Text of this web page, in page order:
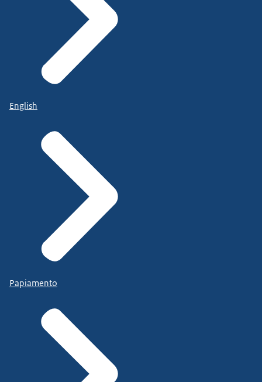
English
Papiamento